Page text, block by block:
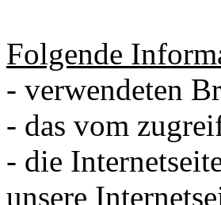
Folgende
- verwendeten
- das vom
- die
unsere